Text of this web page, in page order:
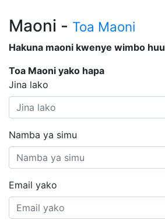
Maoni - Toa Maoni
Hakuna maoni kwenye wimbo huu
Toa Maoni yako hapa
Jina lako
Namba ya simu
Email yako